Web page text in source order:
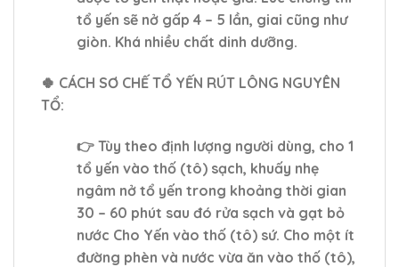
tổ yến sẽ nở gấp 4 – 5 lần, giai cũng như
giòn. Khá nhiều chất dinh dưỡng.
🍀 CÁCH SƠ CHẾ TỔ YẾN RÚT LÔNG NGUYÊN
TỔ:
👉 Tùy theo định lượng người dùng, cho 1
tổ yến vào thố (tô) sạch, khuấy nhẹ
ngâm nở tổ yến trong khoảng thời gian
30 – 60 phút sau đó rửa sạch và gạt bỏ
nước Cho Yến vào thố (tô) sứ. Cho một ít
đường phèn và nước vừa ăn vào thố (tô),